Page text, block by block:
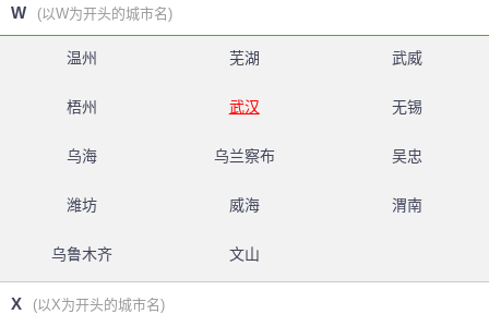
W (以W为开头的城市名)
温州 芜湖 武威
梧州 武汉 无锡
乌海 乌兰察布 吴忠
潍坊 威海 渭南
乌鲁木齐 文山
X (以X为开头的城市名)